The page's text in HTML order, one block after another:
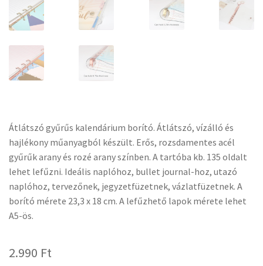
Átlátszó gyűrűs kalendárium borító. Átlátszó, vízálló és
hajlékony műanyagból készült. Erős, rozsdamentes acél
gyűrűk arany és rozé arany színben. A tartóba kb. 135 oldalt
lehet lefűzni. Ideális naplóhoz, bullet journal-hoz, utazó
naplóhoz, tervezőnek, jegyzetfüzetnek, vázlatfüzetnek. A
borító mérete 23,3 x 18 cm. A lefűzhető lapok mérete lehet
A5-ös.
2.990 Ft